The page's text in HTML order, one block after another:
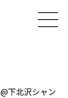
下北沢シャン